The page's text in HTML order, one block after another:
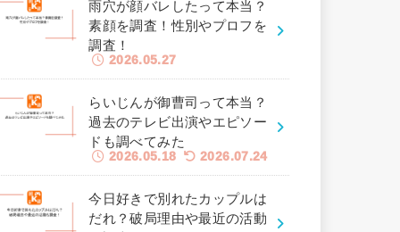
雨穴が顔バレしたって本当？
素顔を調査！性別やプロフを
調査！
2026.05.27
らいじんが御曹司って本当？
過去のテレビ出演やエピソー
ドも調べてみた
2026.05.18 2026.07.24
今日好きで別れたカップルは
だれ？破局理由や最近の活動